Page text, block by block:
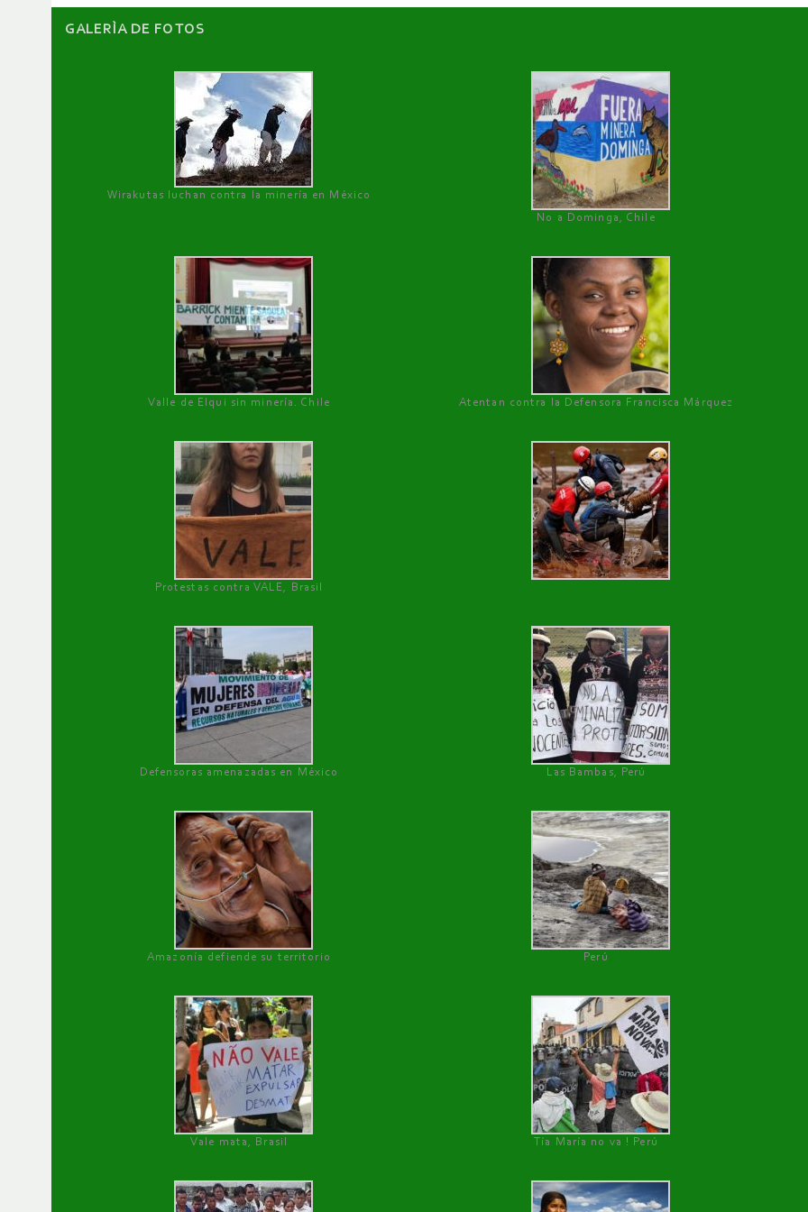
GALERÌA DE FOTOS
Wirakutas luchan contra la minería en México
No a Dominga, Chile
Valle de Elqui sin minería. Chile Atentan contra la Defensora Francisca Márquez
Protestas contra VALE, Brasil
Defensoras amenazadas en México Las Bambas, Perú
Amazonía defiende su territorio Perú
Vale mata, Brasil Tía María no va ! Perú